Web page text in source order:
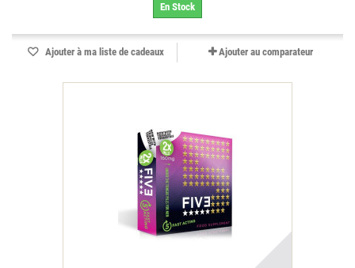
En Stock
Ajouter à ma liste de cadeaux Ajouter au comparateur